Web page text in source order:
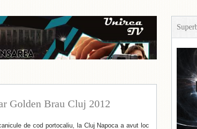
Golden Brau Cluj 2012
de cod portocaliu, la Cluj Napoca a avut loc